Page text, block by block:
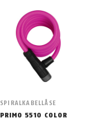
SPIRALKABELLÅSE
PRIMO 5510 COLOR